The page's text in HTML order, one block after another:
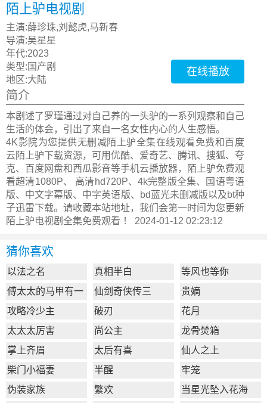
陌上驴电视剧
主演:薛珍珠,刘懿虎,马新春
导演:吴星星
年代:2023
类型: 国产剧
地区:大陆
在线播放
简介
本剧述了罗瑾通过对自己养的一头驴的一系列观察和自己
生活的体会，引出了来自一名女性内心的人生感悟。
4K影院为您提供无删减陌上驴全集在线观看免费和百度
云陌上驴下载资源，可用优酷、爱奇艺、腾讯、搜狐、夸
克、百度网盘和西瓜影音等手机云播放器，陌上驴免费观
看超清1080P、 高清hd720P、4k完整版全集、国语粤语
版、中文字幕版、中字英语版、bd蓝光未删减版以及bt种
子迅雷下载。请收藏本站地址，我们会第一时间为您更新
陌上驴电视剧全集免费观看 ！ 2024-01-12 02:23:12
猜你喜欢
以法之名 真相半白
等风也等你
傅太太的马甲有一
点多
仙剑奇侠传三
贵嫡
攻略冷少主
破刃
花月
太太太厉害
尚公主
龙骨焚箱
掌上齐眉
太后有喜
仙人之上
柴门小福妻
半醒
牢笼
伪装家族
繁欢 当星光坠入花海